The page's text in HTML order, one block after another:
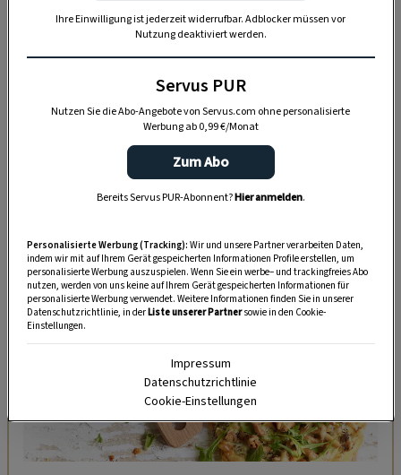
Nutzen Sie WhatsApp auf Ihrem Handy und lieben es, auf
dem Balkon, der Terrasse oder im Garten zu werkeln? In
unserem kostenlosen WhatsApp-Kanal finden Sie täglich
Tipps und Tricks für Garten, Terrasse, Balkon- und
HIER MEHR ERFAHREN
Ihre Einwilligung ist jederzeit widerrufbar. Adblocker müssen vor
Nutzung deaktiviert werden.
Servus PUR
Nutzen Sie die Abo-Angebote von Servus.com ohne personalisierte
Werbung ab 0,99 €/Monat
Zum Abo
Bereits Servus PUR-Abonnent?Hier anmelden.
Personalisierte Werbung (Tracking): Wir und unsere Partner verarbeiten Daten,
indem wir mit auf Ihrem Gerät gespeicherten Informationen Profile erstellen, um
personalisierte Werbung auszuspielen. Wenn Sie ein werbe– und trackingfreies Abo
nutzen, werden von uns keine auf Ihrem Gerät gespeicherten Informationen für
personalisierte Werbung verwendet. Weitere Informationen finden Sie in unserer
Datenschutzrichtlinie, in derListe unserer Partnersowie in den Cookie-
Einstellungen.
Impressum
Datenschutzrichtlinie
Cookie-Einstellungen